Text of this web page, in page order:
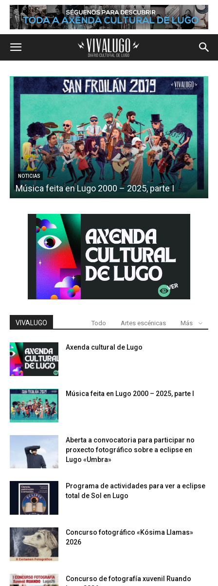
NOTICIAS
Música feita en Lugo 2000 – 2025, parte I
VIVALUGO Todo Artes escénicas Más
Axenda cultural de Lugo
Música feita en Lugo 2000 – 2025, parte I
Aberta a convocatoria para participar no
proxecto fotográfico sobre a eclipse en
Lugo «Umbra»
Programa de actividades para ver a eclipse
total de Sol en Lugo
Concurso fotográfico «Kósima Llamas»
2026
Concurso de fotografía xuvenil Ruando